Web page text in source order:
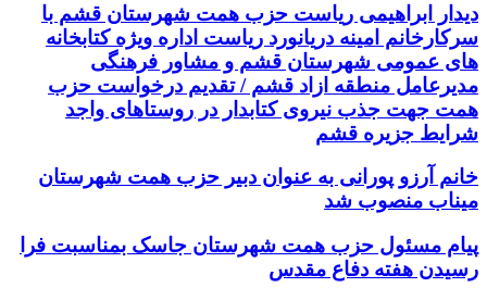
دیدار ابراهیمی ریاست حزب همت شهرستان قشم با
سرکارخانم امینه دریانورد ریاست اداره ویژه کتابخانه
های عمومی شهرستان قشم و مشاور فرهنگی
مدیرعامل منطقه ازاد قشم / تقدیم درخواست حزب
همت جهت جذب نیروی کتابدار در روستاهای واجد
شرایط جزیره قشم
خانم آرزو پورانی به عنوان دبیر حزب همت شهرستان
میناب منصوب شد
پیام مسئول حزب همت شهرستان جاسک بمناسبت فرا
رسیدن هفته دفاع مقدس